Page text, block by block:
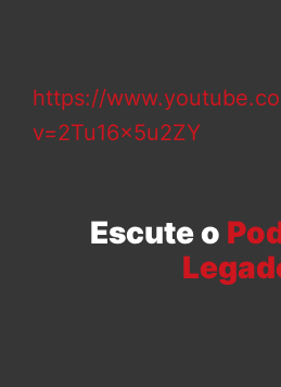
https://
v=2Tu16x5u2ZY
Escute o